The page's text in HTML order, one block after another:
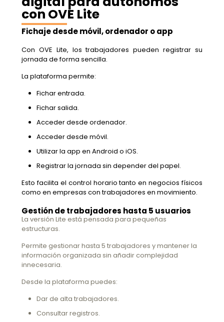
con OVE Lite
Fichaje desde móvil, ordenador o app
Con OVE Lite, los trabajadores pueden registrar su
jornada de forma sencilla.
La plataforma permite:
Fichar entrada.
Fichar salida.
Acceder desde ordenador.
Acceder desde móvil.
Utilizar la app en Android o iOS.
Registrar la jornada sin depender del papel.
Esto facilita el control horario tanto en negocios físicos
como en empresas con trabajadores en movimiento.
Gestión de trabajadores hasta 5 usuarios
La versión Lite está pensada para pequeñas
estructuras.
Permite gestionar hasta 5 trabajadores y mantener la
información organizada sin añadir complejidad
innecesaria.
Desde la plataforma puedes:
Dar de alta trabajadores.
Consultar registros.